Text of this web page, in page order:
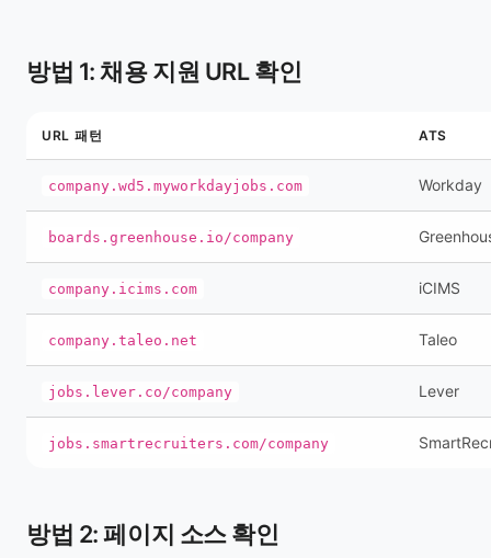
방법 1: 채용 지원 URL 확인
URL 패턴 ATS
company.wd5.myworkdayjobs.com Workday
boards.greenhouse.io/company
company.icims.com iCIMS
company.taleo.net Taleo
jobs.lever.co/company Lever
jobs.smartrecruiters.com/company
방법 2: 페이지 소스 확인